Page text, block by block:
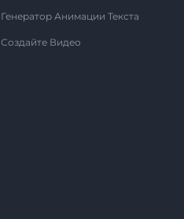
Генератор Анимации Текста
Создайте Видео